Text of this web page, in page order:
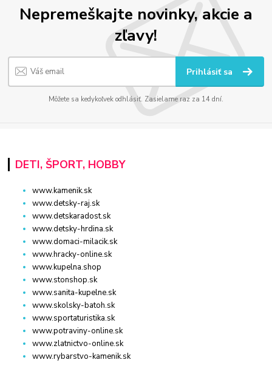
Nepremeškajte novinky, akcie a
zľavy!
Prihlásiť sa
Môžete sa kedykoľvek odhlásiť. Zasielame raz za 14 dní.
DETI, ŠPORT, HOBBY
www.kamenik.sk
www.detsky-raj.sk
www.detskaradost.sk
www.detsky-hrdina.sk
www.domaci-milacik.sk
www.hracky-online.sk
www.kupelna.shop
www.stonshop.sk
www.sanita-kupelne.sk
www.skolsky-batoh.sk
www.sportaturistika.sk
www.potraviny-online.sk
www.zlatnictvo-online.sk
www.rybarstvo-kamenik.sk